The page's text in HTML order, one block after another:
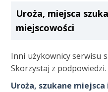
Uroża, miejsca
miejscowości
Inni użykownicy serwisu
Skorzystaj z podpowiedzi.
Uroża, szukane